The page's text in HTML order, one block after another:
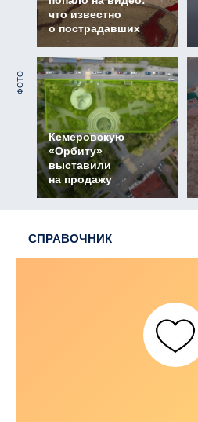
что известно
о пострадавших
ФОТО
Кемеровскую
«Орбиту»
выставили
на продажу
СПРАВОЧНИК